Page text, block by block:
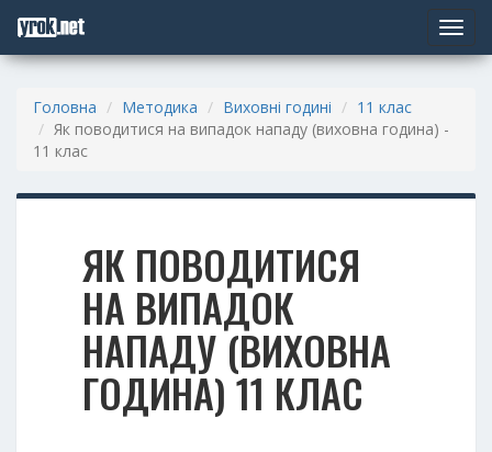
Toggle
Головна Методика Виховні годині
11 клас
Як поводитися на випадок нападу (виховна година) -
11 клас
ЯК ПОВОДИТИСЯ
НА ВИПАДОК
НАПАДУ (ВИХОВНА
ГОДИНА) 11 КЛАС